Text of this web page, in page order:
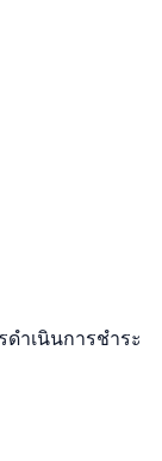
ำเนินการชำระ